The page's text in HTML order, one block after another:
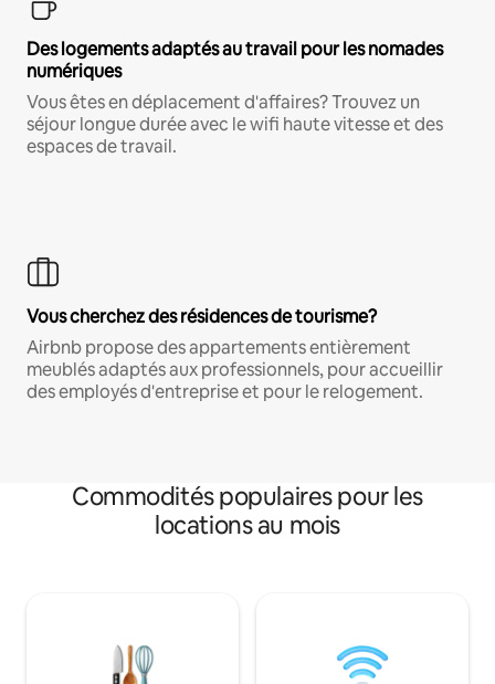
Des logements adaptés au travail pour les nomades
numériques
Vous êtes en déplacement d'affaires? Trouvez un
séjour longue durée avec le wifi haute vitesse et des
espaces de travail.
Vous cherchez des résidences de tourisme?
Airbnb propose des appartements entièrement
meublés adaptés aux professionnels, pour accueillir
des employés d'entreprise et pour le relogement.
Commodités populaires pour les
locations au mois